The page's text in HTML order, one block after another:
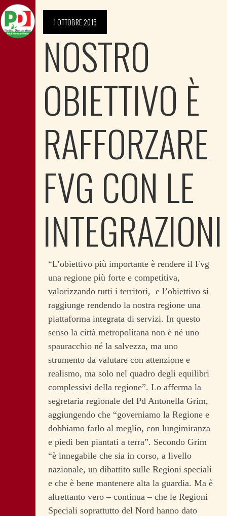
1 OTTOBRE 2015
NOSTRO
OBIETTIVO È
RAFFORZARE
FVG CON LE
INTEGRAZIONI
“L’obiettivo più importante è rendere il Fvg
una regione più forte e competitiva,
valorizzando tutti i territori, e l’obiettivo si
raggiunge rendendo la nostra regione una
piattaforma integrata di servizi. In questo
senso la città metropolitana non è né uno
spauracchio né la salvezza, ma uno
strumento da valutare con attenzione e
realismo, ma solo nel quadro degli equilibri
complessivi della regione”. Lo afferma la
segretaria regionale del Pd Antonella Grim,
aggiungendo che “governiamo la Regione e
dobbiamo farlo al meglio, con lungimiranza
e piedi ben piantati a terra”. Secondo Grim
“è innegabile che sia in corso, a livello
nazionale, un dibattito sulle Regioni speciali
e che è bene mantenere alta la guardia. Ma è
altrettanto vero – continua – che le Regioni
Speciali soprattutto del Nord hanno dato